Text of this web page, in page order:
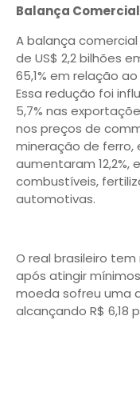
Balança
A balança
de US$ 2,2 bilhões
65,1% em relação
Essa redução foi
5,7% nas
nos preços de
mineração de
aumentaram
combustíveis,
automotivas.
O real brasileiro
após atingir
moeda sofreu uma
alcançando R$ 6,18